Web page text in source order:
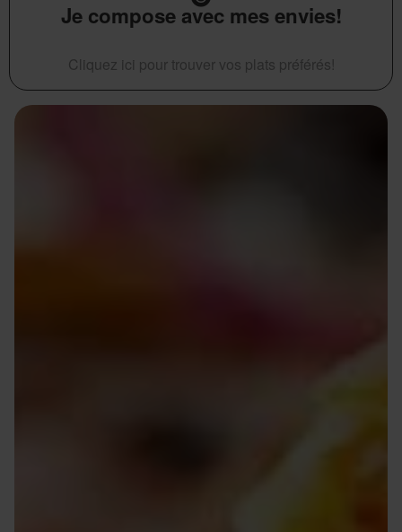
Je compose avec mes envies!
Cliquez ici pour trouver vos plats préférés!